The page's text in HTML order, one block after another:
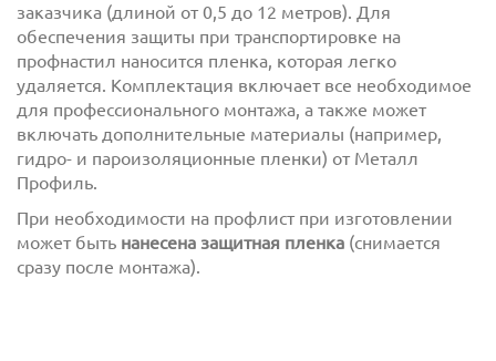
заказчика (длиной от 0,5 до 12 метров). Для
обеспечения защиты при транспортировке на
профнастил наносится пленка, которая легко
удаляется. Комплектация включает все необходимое
для профессионального монтажа, а также может
включать дополнительные материалы (например,
гидро- и пароизоляционные пленки) от Металл
Профиль.
При необходимости на профлист при изготовлении
может быть нанесена защитная пленка (снимается
сразу после монтажа).